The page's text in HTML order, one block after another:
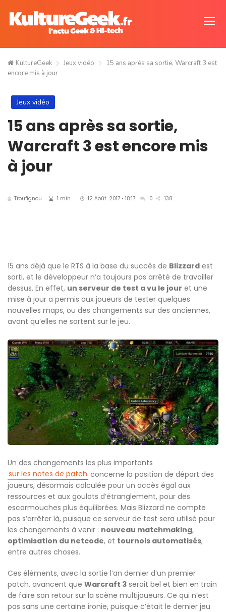
KultureGeek Jeux vidéo
15 ans après sa sortie, Warcraft 3 est
encore mis à jour
Jeux vidéo
15 ans après sa sortie,
Warcraft 3 est encore mis
à jour
Troufignou 1 min. 12 Août. 2017 • 18:17 0 138
15 ans déjà que le RTS à la base du succès de Blizzard est
sorti, et le développeur n’a toujours pas arrêté de travailler
dessus. En effet, un serveur de test a vu le jour et une
mise à jour a permis aux joueurs de tester quelques
nouvelles maps, ou des changements sur des anciennes,
avant qu’elles ne sortent sur le jeu.
Un des changements les plus importants
sur les notes de patch concerne la position de départ des
joueurs, désormais calculée pour un accès égal aux
ressources et aux goulots d’étranglement, pour des
escarmouches plus équilibrées. Mais Blizzard ne compte
pas s’arrêter là, puisque ce serveur de test sera utilisé pour
les changements à venir : nouveau matchmaking,
optimisation du netcode, et tournois automatisés,
entre autres choses.
Ces éléments, avec la sortie l’an dernier d’un premier
patch, avancent que Warcraft 3 serait bel et bien en train
de faire son retour sur la scène multijoueurs. Ce qui n’est
pas sans une certaine ironie, puisque c’était le dernier jeu